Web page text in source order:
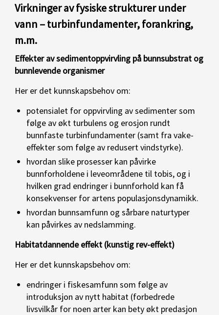
Virkninger av fysiske strukturer under
vann – turbinfundamenter, forankring,
m.m.­
Effekter av sedimentoppvirvling på bunnsubstrat og
bunnlevende organismer
Her er det kunnskapsbehov om:
potensialet for oppvirvling av sedimenter som
følge av økt turbulens og erosjon rundt
bunnfaste turbinfundamenter (samt fra vake-
effekter som følge av redusert vindstyrke).
hvordan slike prosesser kan påvirke
bunnforholdene i leveområdene til tobis, og i
hvilken grad endringer i bunnforhold kan få
konsekvenser for artens populasjonsdynamikk.
hvordan bunnsamfunn og sårbare naturtyper
kan påvirkes av nedslamming.
Habitatdannende effekt (kunstig rev-effekt)
Her er det kunnskapsbehov om:
endringer i fiskesamfunn som følge av
introduksjon av nytt habitat (forbedrede
livsvilkår for noen arter kan bety økt predasjon